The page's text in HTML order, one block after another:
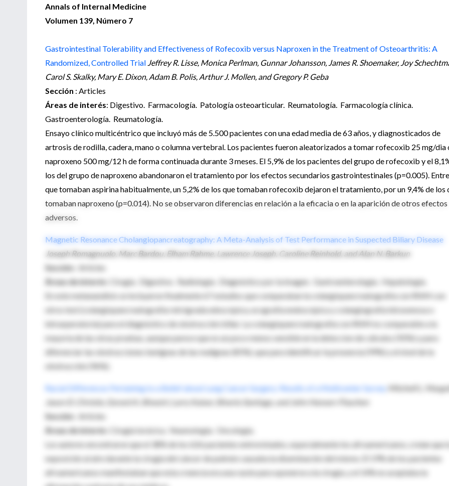
Annals of Internal Medicine
Volumen 139, Número 7
Gastrointestinal Tolerability and Effectiveness of Rofecoxib versus Naproxen in the Treatment of Osteoarthritis: A
Randomized, Controlled Trial Jeffrey R. Lisse, Monica Perlman, Gunnar Johansson, James R. Shoemaker, Joy
Carol S. Skalky, Mary E. Dixon, Adam B. Polis, Arthur J. Mollen, and Gregory P. Geba
Sección : Articles
Áreas de interés: Digestivo. Farmacología. Patología osteoarticular. Reumatología. Farmacología clínica.
Gastroenterología. Reumatología.
Ensayo clínico multicéntrico que incluyó más de 5.500 pacientes con una edad media de 63 años, y diagnosticados de
artrosis de rodilla, cadera, mano o columna vertebral. Los pacientes fueron aleatorizados a tomar rofecoxib 25 mg/dia
naproxeno 500 mg/12 h de forma continuada durante 3 meses. El 5,9% de los pacientes del grupo de rofecoxib y el
los del grupo de naproxeno abandonaron el tratamiento por los efectos secundarios gastrointestinales (p=0.005).
que tomaban aspirina habitualmente, un 5,2% de los que tomaban rofecoxib dejaron el tratamiento, por un 9,4% de los
tomaban naproxeno (p=0.014). No se observaron diferencias en relación a la eficacia o en la aparición de otros efectos
adversos.
Magnetic Resonance Cholangiopancreatography: A Meta-Analysis of Test Performance in Suspected Biliary Disease
Joseph Romagnuolo, Marc Bardou, Elham Rahme, Lawrence Joseph, Caroline Reinhold, and Alan N. Barkun
Sección
: Articles
Áreas de interés : Cirugía. Digestivo. Radiología. Diagnóstico por la imagen. Gastroenterología. Hepatología.
En este metananálisis se incluyeron finalmente 67 estudios que comparaban la colangiopancreatografía con RNM con
otros test (colangiopancreatografía retrógrada edoscópica, ecografía endoscópica y colangiografía intravenosa o
intraoperatoria) para el diagnóstico de obstrucción biliar. La colangiopancreatografía con RNM es comparable a la
mayoría de las otras pruebas, aunque parece que es un poco menos sensible en la deteccion de cálculos (92%) y para
diferenciar las obstrucciones benignas de las malignas (85%), que para identificar la presencia (99%) y el nivel de la
obstrucción (96%).
Racial Differences Pertaining to a Belief about Lung Cancer Surgery: Results of a Multicenter Survey
Mitchell L.
Jason D. Christie, Gerard A. Silvestri, Larry Kaiser, Silverio Santiago, and John Hansen-Flaschen
Sección
: Articles
Áreas de interés : Cirugía torácica. Neumología. Oncología.
Los autores encontraron que el 38% de los 626 pacientes entrevistados, especialmente los afroamericanos, creían que la
exposición al aire durante la cirugía del cáncer de pulmón causaba la diseminación del mismo. El 19% de los pacientes
afroamericanos manifestaban que esta creencia era una razón para oponerse a la cirugía, y el 14% no aceptaba la